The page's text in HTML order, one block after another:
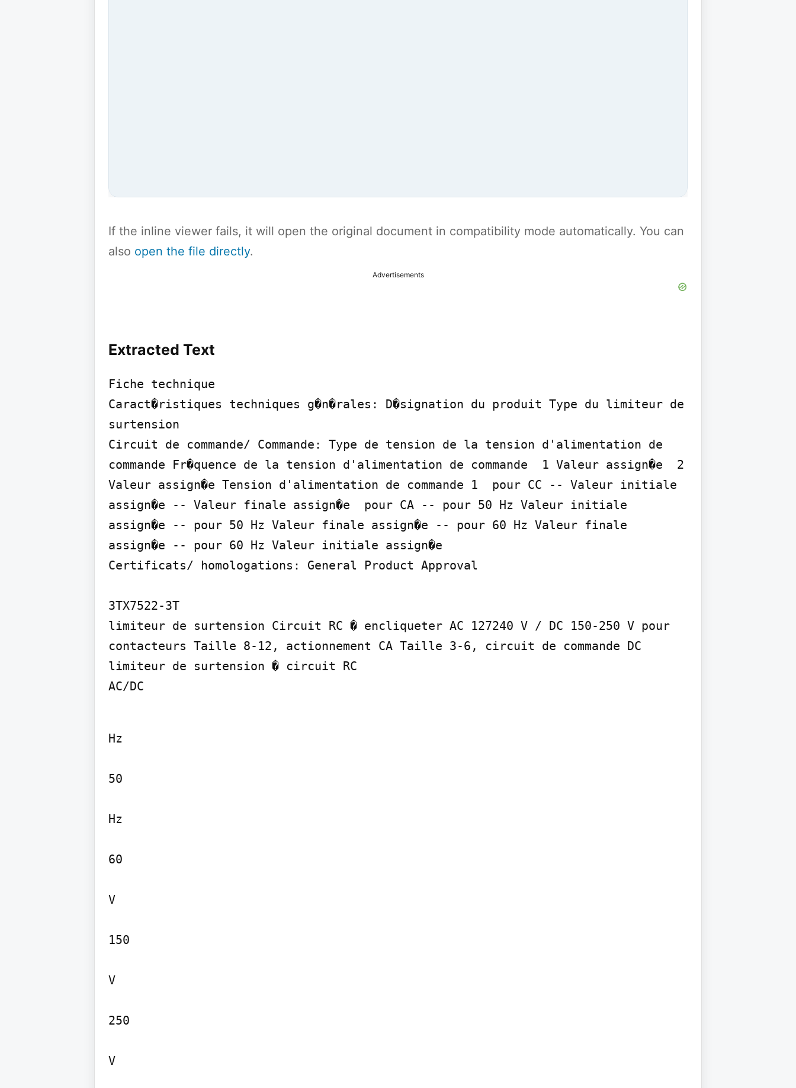
If the inline viewer fails, it will open the original document in compatibility mode automatically. You can
also open the file directly.
Advertisements
Extracted Text
Fiche technique
Caract�ristiques techniques g�n�rales: D�signation du produit Type du limiteur de
surtension
Circuit de commande/ Commande: Type de tension de la tension d'alimentation de
commande Fr�quence de la tension d'alimentation de commande  1 Valeur assign�e  2
Valeur assign�e Tension d'alimentation de commande 1  pour CC -- Valeur initiale
assign�e -- Valeur finale assign�e  pour CA -- pour 50 Hz Valeur initiale
assign�e -- pour 50 Hz Valeur finale assign�e -- pour 60 Hz Valeur finale
assign�e -- pour 60 Hz Valeur initiale assign�e
Certificats/ homologations: General Product Approval
3TX7522-3T
limiteur de surtension Circuit RC � encliqueter AC 127240 V / DC 150-250 V pour
contacteurs Taille 8-12, actionnement CA Taille 3-6, circuit de commande DC
limiteur de surtension � circuit RC
AC/DC
Hz
50
Hz
60
V
150
V
250
V